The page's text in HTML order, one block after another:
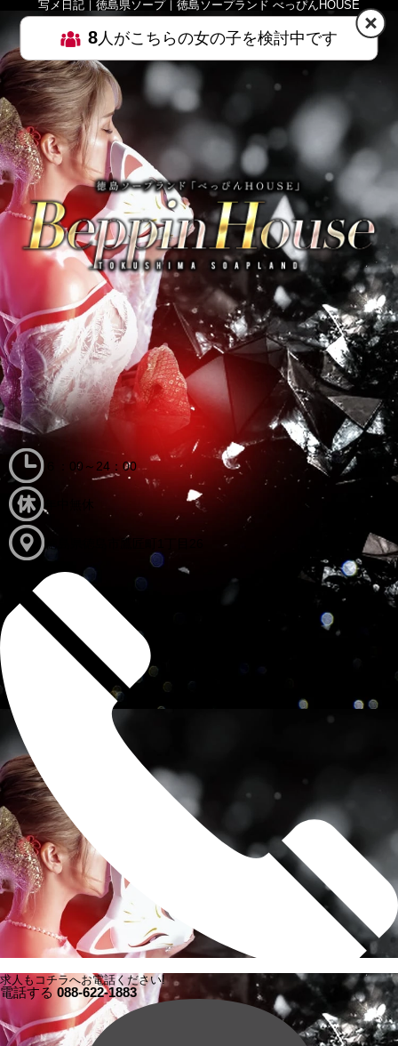
写メ日記｜徳島県ソープ｜徳島ソープランド べっぴんHOUSE
MENU
６：00～24：00
求人もコチラへお電話ください!
電話する 088-622-1883
8人がこちらの女の子を検討中です